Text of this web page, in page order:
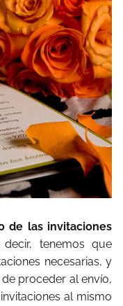
de las invitaciones
tenemos que
necesarias, y
proceder al envío,
al mismo